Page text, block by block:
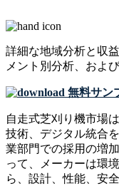
詳細な地域分析と収
メント別分析、およ
無料サン
自走式芝刈り機市場
技術、デジタル統合
業部門での採用の増
って、メーカーは環
ら、設計、性能、安